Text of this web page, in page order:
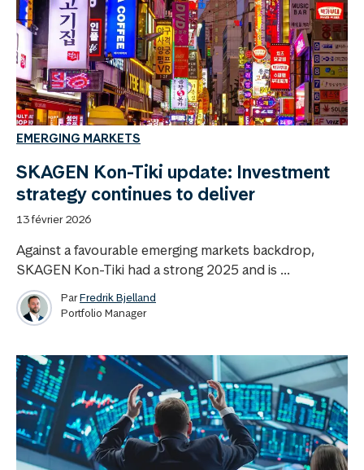
EMERGING MARKETS
SKAGEN Kon-Tiki update: Investment
strategy continues to deliver
13 février 2026
Against a favourable emerging markets backdrop,
SKAGEN Kon-Tiki had a strong 2025 and is ...
ParFredrik Bjelland
Portfolio Manager